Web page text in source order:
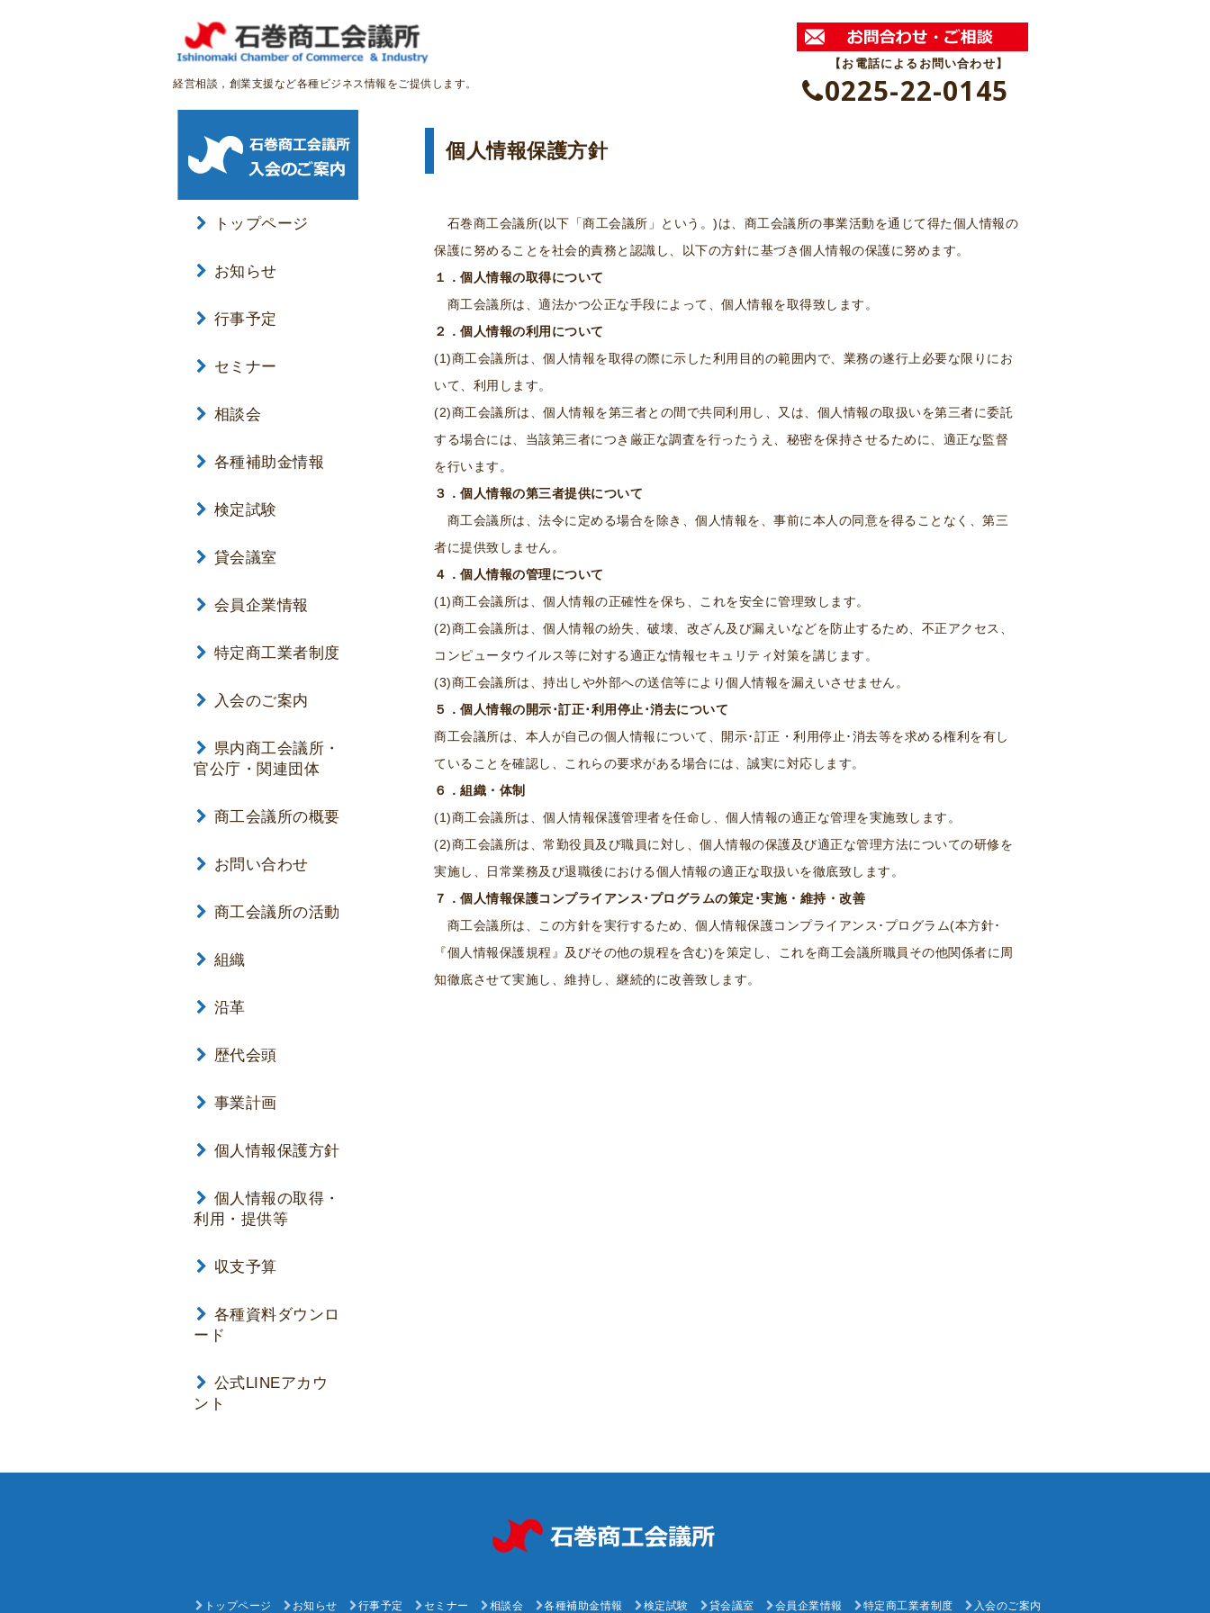
【お電話によるお問い合わせ】
0225-22-0145
経営相談，創業支援など各種ビジネス情報をご提供します。
個人情報保護方針
石巻商工会議所(以下「商工会議所」という。)は、商工会議所の事業活動を通じて得た個人情報の
保護に努めることを社会的責務と認識し、以下の方針に基づき個人情報の保護に努めます。
１．個人情報の取得について
商工会議所は、適法かつ公正な手段によって、個人情報を取得致します。
２．個人情報の利用について
(1)商工会議所は、個人情報を取得の際に示した利用目的の範囲内で、業務の遂行上必要な限りにお
いて、利用します。
(2)商工会議所は、個人情報を第三者との間で共同利用し、又は、個人情報の取扱いを第三者に委託
する場合には、当該第三者につき厳正な調査を行ったうえ、秘密を保持させるために、適正な監督
を行います。
３．個人情報の第三者提供について
商工会議所は、法令に定める場合を除き、個人情報を、事前に本人の同意を得ることなく、第三
者に提供致しません。
４．個人情報の管理について
(1)商工会議所は、個人情報の正確性を保ち、これを安全に管理致します。
(2)商工会議所は、個人情報の紛失、破壊、改ざん及び漏えいなどを防止するため、不正アクセス、
コンピュータウイルス等に対する適正な情報セキュリティ対策を講じます。
(3)商工会議所は、持出しや外部への送信等により個人情報を漏えいさせません。
５．個人情報の開示･訂正･利用停止･消去について
商工会議所は、本人が自己の個人情報について、開示･訂正・利用停止･消去等を求める権利を有し
ていることを確認し、これらの要求がある場合には、誠実に対応します。
６．組織・体制
(1)商工会議所は、個人情報保護管理者を任命し、個人情報の適正な管理を実施致します。
(2)商工会議所は、常勤役員及び職員に対し、個人情報の保護及び適正な管理方法についての研修を
実施し、日常業務及び退職後における個人情報の適正な取扱いを徹底致します。
７．個人情報保護コンプライアンス･プログラムの策定･実施・維持・改善
商工会議所は、この方針を実行するため、個人情報保護コンプライアンス･プログラム(本方針･
『個人情報保護規程』及びその他の規程を含む)を策定し、これを商工会議所職員その他関係者に周
知徹底させて実施し、維持し、継続的に改善致します。
トップページ
お知らせ
行事予定
セミナー
相談会
各種補助金情報
検定試験
貸会議室
会員企業情報
特定商工業者制度
入会のご案内
県内商工会議所・
官公庁・関連団体
商工会議所の概要
お問い合わせ
商工会議所の活動
組織
沿革
歴代会頭
事業計画
個人情報保護方針
個人情報の取得・
利用・提供等
収支予算
各種資料ダウンロ
ード
公式LINEアカウ
ント
トップページ お知らせ 行事予定 セミナー 相談会 各種補助金情報 検定試験 貸会議室 会員企業情報 特定商工業者制度 入会のご案内